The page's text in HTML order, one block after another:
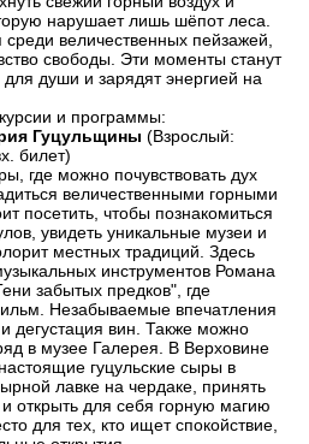
нарушает лишь шёпот леса.
величественных пейзажей,
свободы. Эти моменты станут
души и зарядят энергией на
и программы:
Гуцульщины (Взрослый:
билет)
где можно почувствовать дух
величественными горными
посетить, чтобы познакомиться
увидеть уникальные музеи и
местных традиций. Здесь
инструментов Романа
забытых предков", где
Незабываемые впечатления
дегустация вин. Также можно
в музее Галерея. В Верховине
гуцульские сыры в
лавке на чердаке, принять
открыть для себя горную магию
для тех, кто ищет спокойствие,